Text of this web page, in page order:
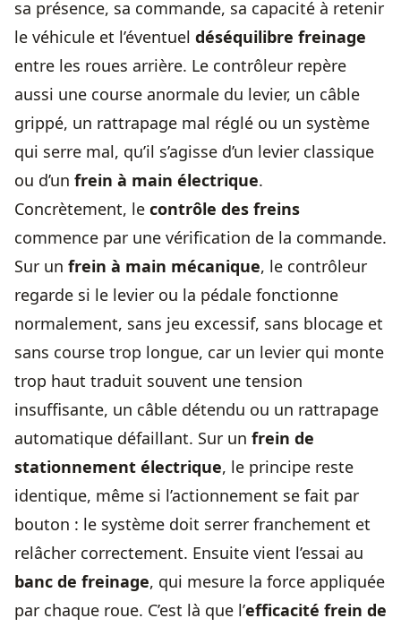
sa présence, sa commande, sa capacité à retenir
le véhicule et l’éventuel déséquilibre freinage
entre les roues arrière. Le contrôleur repère
aussi une course anormale du levier, un câble
grippé, un rattrapage mal réglé ou un système
qui serre mal, qu’il s’agisse d’un levier classique
ou d’un frein à main électrique.
Concrètement, le contrôle des freins
commence par une vérification de la commande.
Sur un frein à main mécanique, le contrôleur
regarde si le levier ou la pédale fonctionne
normalement, sans jeu excessif, sans blocage et
sans course trop longue, car un levier qui monte
trop haut traduit souvent une tension
insuffisante, un câble détendu ou un rattrapage
automatique défaillant. Sur un frein de
stationnement électrique, le principe reste
identique, même si l’actionnement se fait par
bouton : le système doit serrer franchement et
relâcher correctement. Ensuite vient l’essai au
banc de freinage, qui mesure la force appliquée
par chaque roue. C’est là que l’efficacité frein de